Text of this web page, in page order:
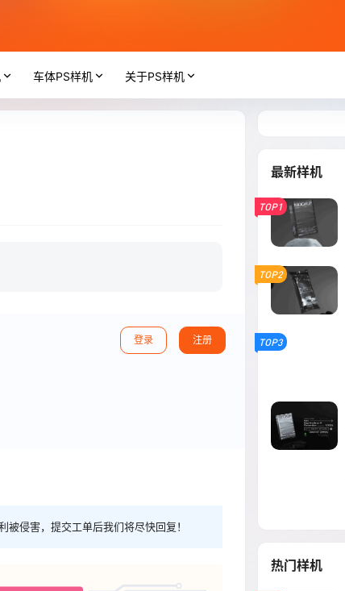
车体PS样机 关于PS样机
登录 注册
侵害，提交工单后我们将尽快回复！
最新样机
TOP1
TOP2
TOP3
热门样机